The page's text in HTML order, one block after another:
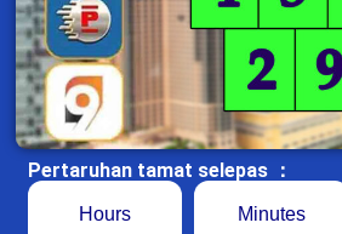
Pertaruhan tamat selepas ：
Hours Minutes